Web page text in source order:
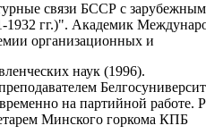
связи БССР с
1932 гг.)". Академик
организационных и
наук (1996).
на партийной работе.
Минского горкома КПБ